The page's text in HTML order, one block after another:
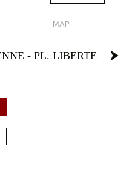
MAP
+
- PL. LIBERTE